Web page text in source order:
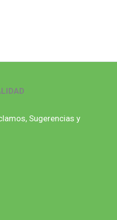
Sugerencias y